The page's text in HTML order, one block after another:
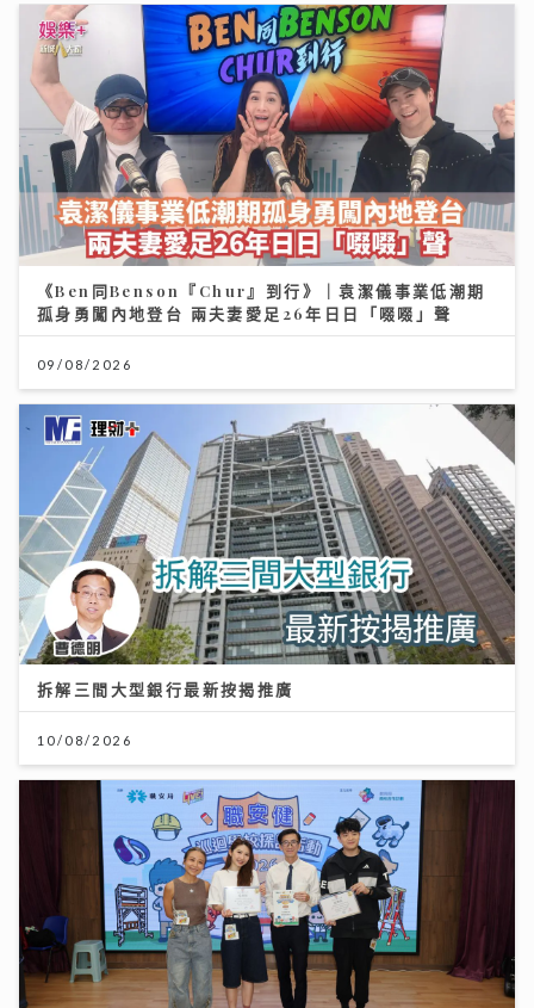
《Ben同Benson『Chur』到行》｜袁潔儀事業低潮期
孤身勇闖內地登台 兩夫妻愛足26年日日「啜啜」聲
09/08/2026
拆解三間大型銀行最新按揭推廣
10/08/2026